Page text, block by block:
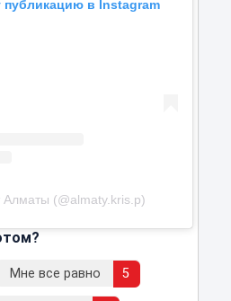
публикацию в Instagram
Алматы (@almaty.kris.p)
Мне все равно 5